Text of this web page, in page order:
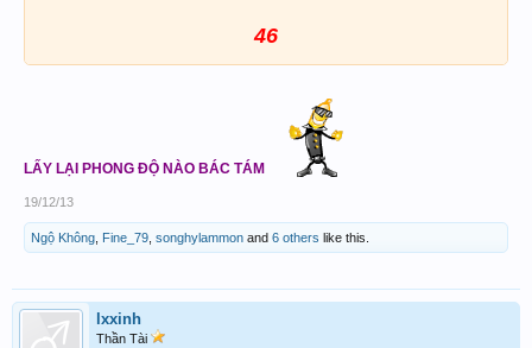
46
LẤY LẠI PHONG ĐỘ NÀO BÁC TÁM
19/12/13
Ngộ Không Fine_79 songhylammon and 6 others like this.
lxxinh
Thần Tài